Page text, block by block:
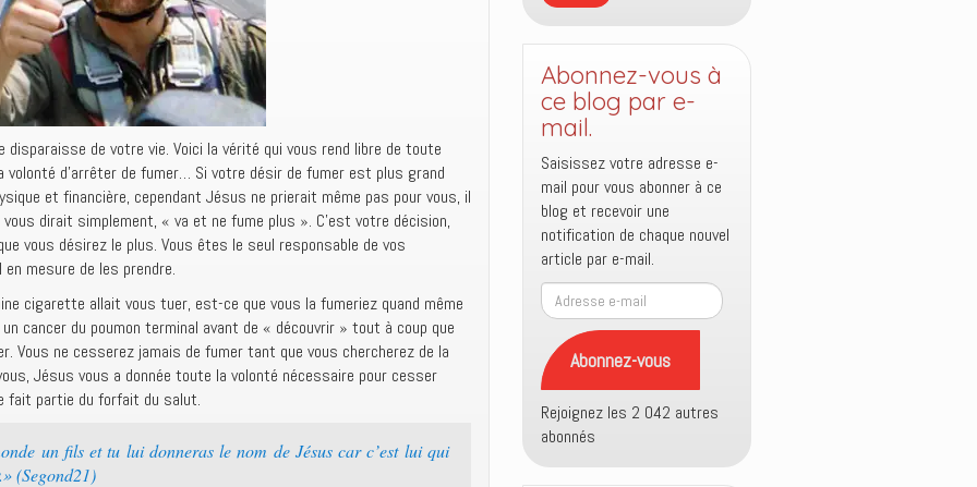
disparaisse de votre vie. Voici la vérité qui vous rend libre de toute
volonté d’arrêter de fumer… Si votre désir de fumer est plus grand
et financière, cependant Jésus ne prierait même pas pour vous, il
dirait simplement, « va et ne fume plus ». C’est votre décision,
vous désirez le plus. Vous êtes le seul responsable de vos
mesure de les prendre.
cigarette allait vous tuer, est-ce que vous la fumeriez quand même
un cancer du poumon terminal avant de « découvrir » tout à coup que
Vous ne cesserez jamais de fumer tant que vous chercherez de la
Jésus vous a donnée toute la volonté nécessaire pour cesser
fait partie du forfait du salut.
un fils et tu lui donneras le nom de Jésus car c’est lui qui
.» (Segond21)
Abonnez-vous à
ce blog par e-
mail.
Saisissez votre adresse e-
mail pour vous abonner à ce
blog et recevoir une
notification de chaque nouvel
article par e-mail.
Adresse
e-
mail
Abonnez-vous
Rejoignez les 2 042 autres
abonnés